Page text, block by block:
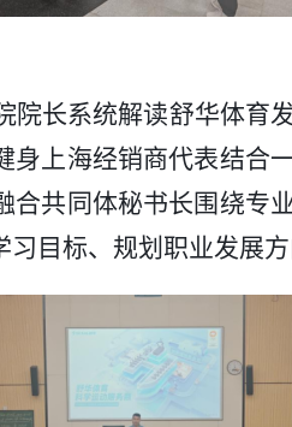
长系统解读舒华体育
上海经销商代表结合
共同体秘书长围绕专
目标、规划职业发展方